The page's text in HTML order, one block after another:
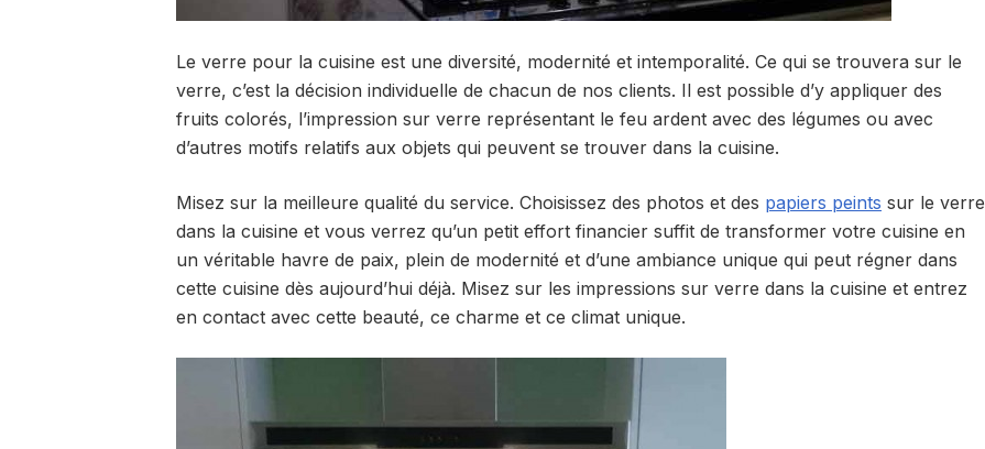
Le verre pour la cuisine est une diversité, modernité et intemporalité. Ce qui se trouvera sur le
verre, c’est la décision individuelle de chacun de nos clients. Il est possible d’y appliquer des
fruits colorés, l’impression sur verre représentant le feu ardent avec des légumes ou avec
d’autres motifs relatifs aux objets qui peuvent se trouver dans la cuisine.
Misez sur la meilleure qualité du service. Choisissez des photos et des papiers peints sur le verre
dans la cuisine et vous verrez qu’un petit effort financier suffit de transformer votre cuisine en
un véritable havre de paix, plein de modernité et d’une ambiance unique qui peut régner dans
cette cuisine dès aujourd’hui déjà. Misez sur les impressions sur verre dans la cuisine et entrez
en contact avec cette beauté, ce charme et ce climat unique.